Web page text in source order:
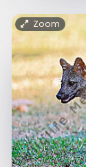
Zoom